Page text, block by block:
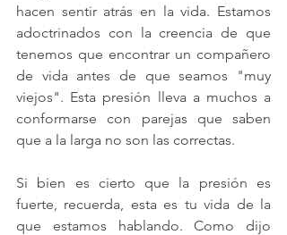
hacen sentir atrás en la vida. Estamos
adoctrinados con la creencia de que
tenemos que encontrar un compañero
de vida antes de que seamos "muy
viejos". Esta presión lleva a muchos a
conformarse con parejas que saben
que a la larga no son las correctas.
Si bien es cierto que la presión es
fuerte, recuerda, esta es tu vida de la
que estamos hablando. Como dijo